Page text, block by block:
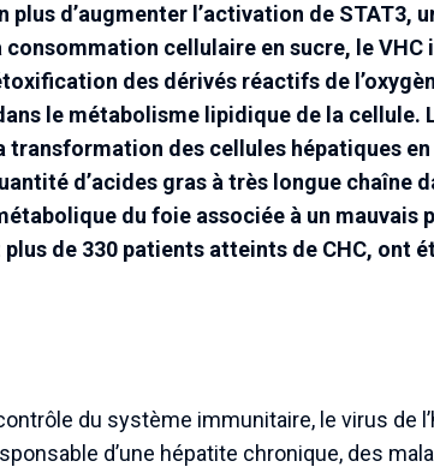
plus d’augmenter l’activation de
consommation cellulaire en sucre, le
des dérivés réactifs de
le métabolisme lipidique de la cellule.
transformation des cellules hépatiques
d’acides gras à très longue chaîne
du foie associée à un mauvais
de 330 patients atteints de CHC, ont
du système immunitaire, le virus de
d’une hépatite chronique, des